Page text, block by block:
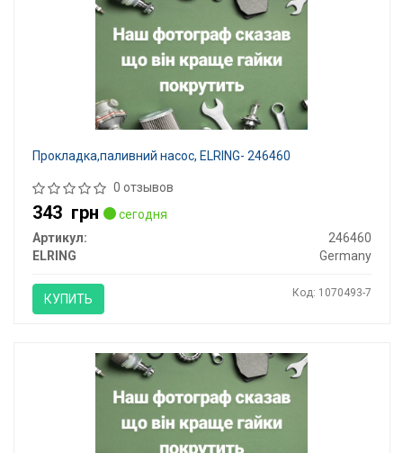
Прокладка,паливний насос, ELRING- 246460
0 отзывов
343 грн
сегодня
Артикул:
246460
ELRING
Germany
КУПИТЬ Код: 1070493-7